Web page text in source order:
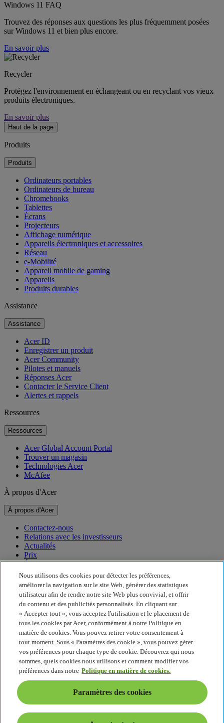
Windows 11 FAQ
Trouvez des réponses aux questions les plus fréquemment posées
sur Windows 11 et bien plus encore.
En savoir plus
Recycler
Protégez l'environnement en échangeant ou en recyclant vos vieux
produits électroniques.
En savoir plus
Haut de la page
Produits
Produits
Ordinateurs portables
Ordinateurs de bureau
Chromebooks
Tablettes
Écrans
Projecteurs
Affichage numérique
Appareils électroniques et accessoires
Réseau
e-Mobilité
Appareil mobile de gaming
Appareils
Produits durables
Assistance
Assistance
Acer ID
Enregistrer un produit
Acer Community
Pilotes et manuels
Réponses Acer
Contacter le Service Client
Alertes et rappels
Ressources
Ressources
Acer Global Account Portal
Trouver un magasin
Technologies Acer
McAfee
À propos d'Acer
À propos d'Acer
Contactez-nous
Relations avec les investisseurs
Actualités
Prix
Événements
Développement durable
Développement durable
Responsabilité sociale de l'entreprise
Empreinte carbone du produit
Project Humanity
Earthion
Politique de confidentialité
Politique en matière de cookies
Mentions légales
Informations légales supplémentaires
Politique en matière d'accessibilité
Paramètres des cookies
France - Français
Nous utilisons des cookies pour détecter les préférences,
améliorer la navigation sur le site Web, générer des statistiques
utilisateur afin de rendre notre site Web plus convivial, et offrir
du contenu et des publicités personnalisés. En cliquant sur
« Accepter tout », vous acceptez l'utilisation et le placement de
tous les cookies par Acer, conformément à notre Politique en
matière de cookies. Vous pouvez retirer votre consentement à
tout moment. Sous « Paramètres des cookie », vous pouvez gérer
vos préférences pour chaque type de cookie. Découvrez qui nous
sommes, quels cookies nous utilisons et comment modifier vos
préférences dans notre Politique en matière de cookies.
Paramètres des cookies